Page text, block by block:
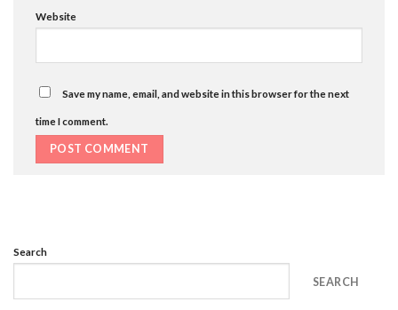
Website
Save my name, email, and website in this browser for the next
time I comment.
Search
SEARCH